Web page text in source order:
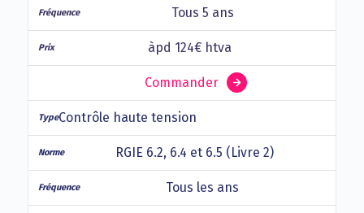
Tous 5 ans
àpd 124€ htva
Commander
Contrôle haute tension
RGIE 6.2, 6.4 et 6.5 (Livre 2)
Tous les ans